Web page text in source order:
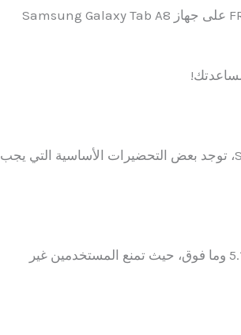
في هذا الدليل الشامل، سنوضح خطوة بخطوة كيفية تجاوز حماية FRP على جهاز Samsung Galaxy Tab A8
قبل البدء في عملية تخطي حماية FRP على جهاز Samsung Tab A8، توجد بعض التحضيرات الأساسية التي يجب
هذه ميزة أمنية مهمة تم تطويرها لأجهزة أندرويد التي تعمل بإصدار 5.1 وما فوق، حيث تمنع المستخدمين غير